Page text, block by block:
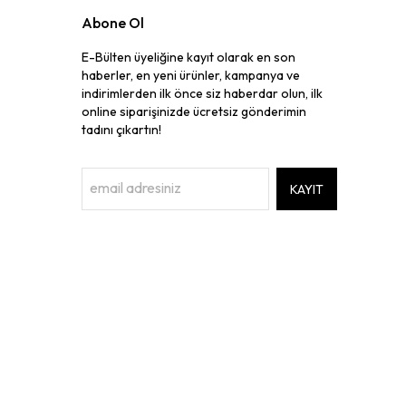
Abone Ol
E-Bülten üyeliğine kayıt olarak en son
haberler, en yeni ürünler, kampanya ve
indirimlerden ilk önce siz haberdar olun, ilk
online siparişinizde ücretsiz gönderimin
tadını çıkartın!
KAYIT